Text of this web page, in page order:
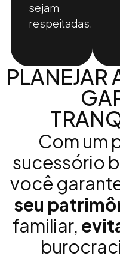
sejam
respeitadas.
PLANEJAR
Com um
sucessório
você
seu
familiar,